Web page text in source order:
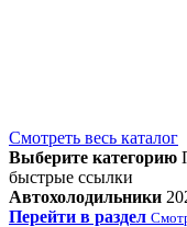
Смотреть весь каталог
Выберите категорию
быстрые ссылки
Автохолодильники
Перейти в раздел